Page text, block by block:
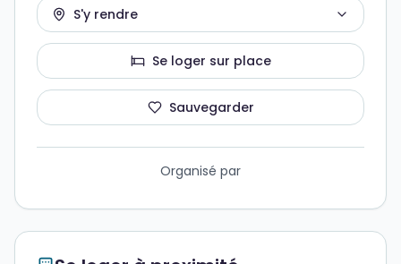
S'y rendre
Se loger sur place
Sauvegarder
Organisé par